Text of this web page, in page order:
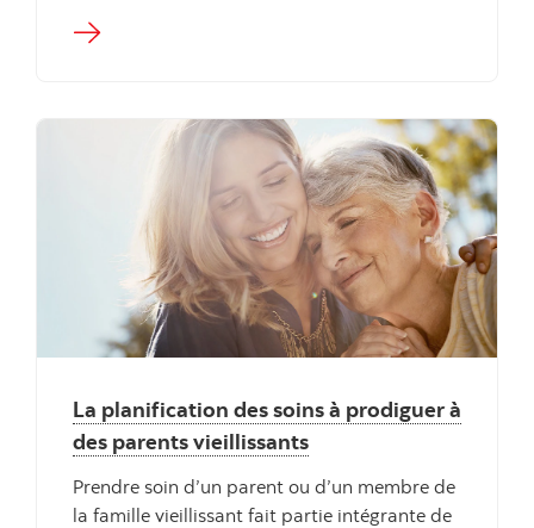
La planification des soins à prodiguer à
des parents vieillissants
Prendre soin d’un parent ou d’un membre de
la famille vieillissant fait partie intégrante de